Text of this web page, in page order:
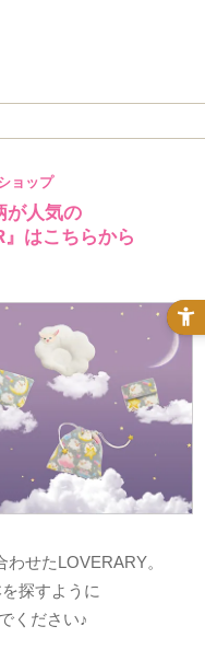
ョップ
が人気の
』はこちらから
わせたLOVERARY。
探すように
ください♪